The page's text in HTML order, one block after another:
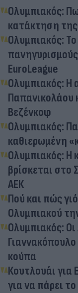
Ολυμπιακός:
κατάκτηση
Ολυμπιακός:
EuroLeague
Ολυμπιακός: Η
Παπανικολάου
Βεζένκοφ
Ολυμπιακός:
καθιερωμένη
Ολυμπιακός: Η
βρίσκεται στο
ΑΕΚ
Πού και πώς
Ολυμπιακού
Ολυμπιακός:
κούπα
Κουτλουάι
για να πάρει